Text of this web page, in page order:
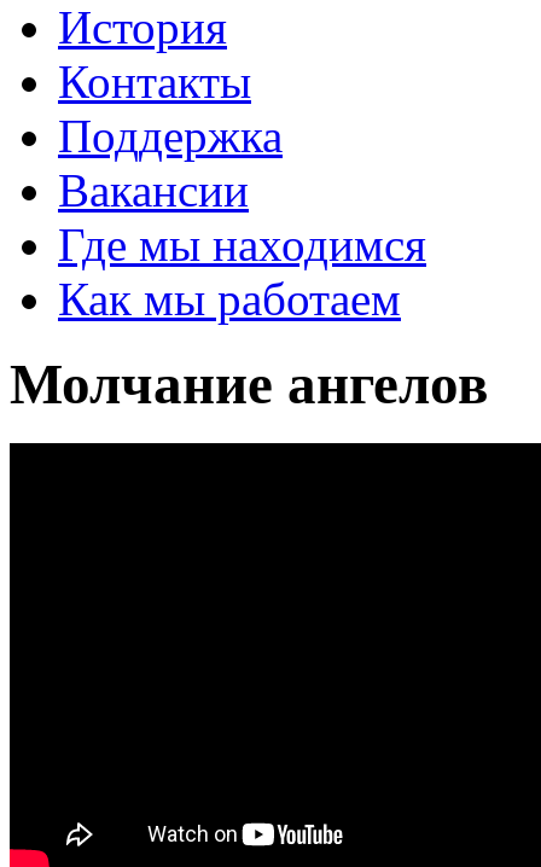
История
Контакты
Поддержка
Вакансии
Где мы находимся
Как мы работаем
Молчание ангелов